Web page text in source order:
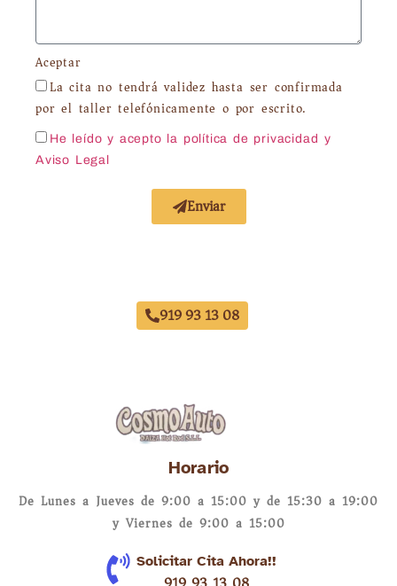
Aceptar
La cita no tendrá validez hasta ser confirmada
por el taller telefónicamente o por escrito.
He leído y acepto la política de privacidad
y
Aviso Legal
Enviar
919 93 13 08
Horario
De Lunes a Jueves de 9:00 a 15:00 y de 15:30 a 19:00
y Viernes de 9:00 a 15:00
Solicitar Cita Ahora!!